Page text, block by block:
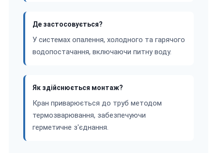
Де застосовується?
У системах опалення, холодного та гарячого
водопостачання, включаючи питну воду.
Як здійснюється монтаж?
Кран приварюється до труб методом
термозварювання, забезпечуючи
герметичне з'єднання.